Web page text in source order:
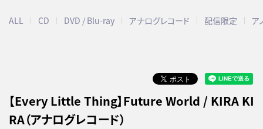
ALL CD DVD / Blu-ray アナログレコード 配信限定 ア
【Every Little Thing】Future World / KIRA KI
RA（アナログレコード）